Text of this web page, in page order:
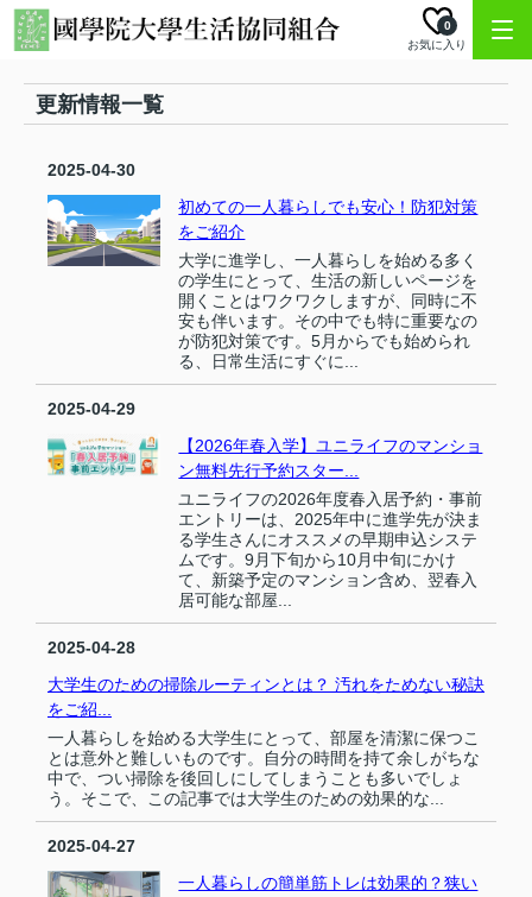
お気に入り
0
更新情報一覧
2025-04-30
初めての一人暮らしでも安心！防犯対策
をご紹介
大学に進学し、一人暮らしを始める多く
の学生にとって、生活の新しいページを
開くことはワクワクしますが、同時に不
安も伴います。その中でも特に重要なの
が防犯対策です。5月からでも始められ
る、日常生活にすぐに...
2025-04-29
【2026年春入学】ユニライフのマンショ
ン無料先行予約スター...
ユニライフの2026年度春入居予約・事前
エントリーは、2025年中に進学先が決ま
る学生さんにオススメの早期申込システ
ムです。9月下旬から10月中旬にかけ
て、新築予定のマンション含め、翌春入
居可能な部屋...
2025-04-28
大学生のための掃除ルーティンとは？ 汚れをためない秘訣
をご紹...
一人暮らしを始める大学生にとって、部屋を清潔に保つこ
とは意外と難しいものです。自分の時間を持て余しがちな
中で、つい掃除を後回しにしてしまうことも多いでしょ
う。そこで、この記事では大学生のための効果的な...
2025-04-27
一人暮らしの簡単筋トレは効果的？狭い